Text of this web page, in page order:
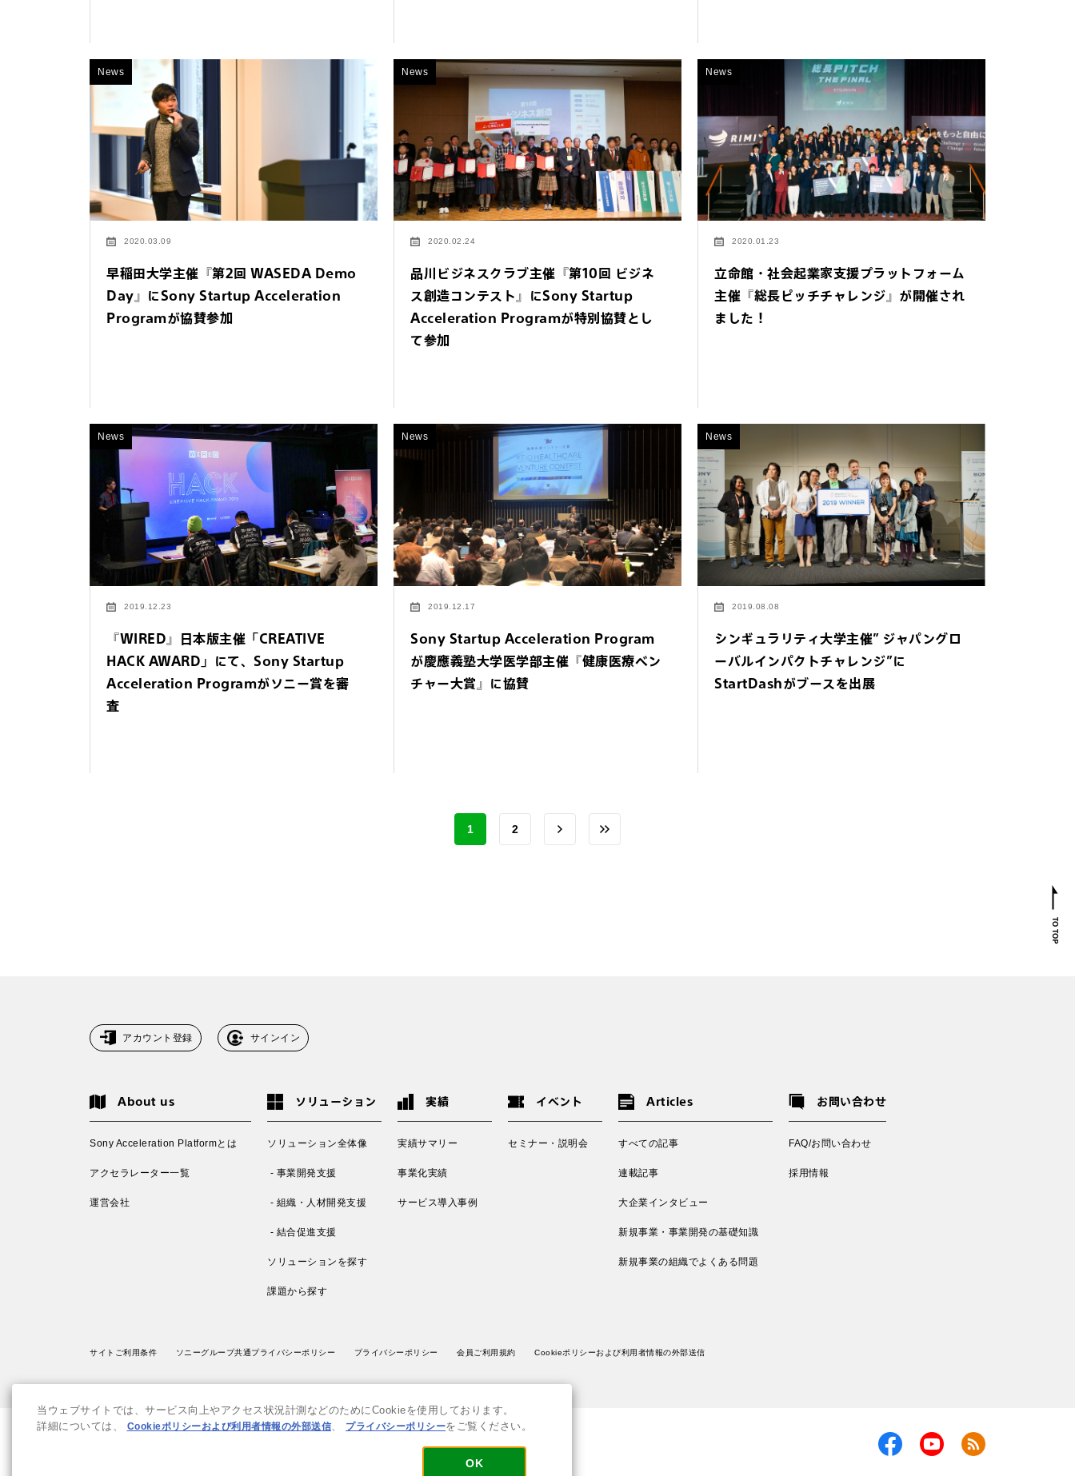
News
2020.03.09
早稲田大学主催『第2回 WASEDA Demo
Day』にSony Startup Acceleration
Programが協賛参加
News
2020.02.24
品川ビジネスクラブ主催『第10回 ビジネ
ス創造コンテスト』にSony Startup
Acceleration Programが特別協賛とし
て参加
News
2020.01.23
立命館・社会起業家支援プラットフォーム
主催『総長ピッチチャレンジ』が開催され
ました！
News
2019.12.23
『WIRED』日本版主催「CREATIVE
HACK AWARD」にて、Sony Startup
Acceleration Programがソニー賞を審
査
News
2019.12.17
Sony Startup Acceleration Program
が慶應義塾大学医学部主催『健康医療ベン
チャー大賞』に協賛
News
2019.08.08
シンギュラリティ大学主催” ジャパングロ
ーバルインパクトチャレンジ”に
StartDashがブースを出展
1 2
お問い合わせ
法人向けサービスに関するご相談・お問い合わせは以下のボタンからお願いします（外部サイトにジャンプしま
FAQ&個人お問い合わせは以下のボタンからお願いします。
FAQ & 個人お問い合わせ
アカウント登録 サインイン
About us
Sony Acceleration Platformとは
アクセラレーター一覧
運営会社
ソリューション
ソリューション全体像
- 事業開発支援
- 組織・人材開発支援
- 結合促進支援
ソリューションを探す
課題から探す
実績
実績サマリー
事業化実績
サービス導入事例
イベント
セミナー・説明会
Articles
すべての記事
連載記事
大企業インタビュー
新規事業・事業開発の基礎知識
新規事業の組織でよくある問題
お問い合わせ
FAQ/お問い合わせ
採用情報
サイトご利用条件 ソニーグループ共通プライバシーポリシー プライバシーポリシー 会員ご利用規約 Cookieポリシーおよび利用者情報の外部送信
当ウェブサイトでは、サービス向上やアクセス状況計測などのためにCookieを使用しております。
詳細については、 Cookieポリシーおよび利用者情報の外部送信、 プライバシーポリシーをご覧ください。
OK